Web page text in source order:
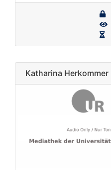
Katharina Herkommer